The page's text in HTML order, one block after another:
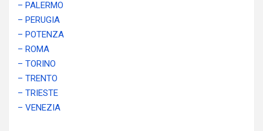
– PALERMO
– PERUGIA
– POTENZA
– ROMA
– TORINO
– TRENTO
– TRIESTE
– VENEZIA